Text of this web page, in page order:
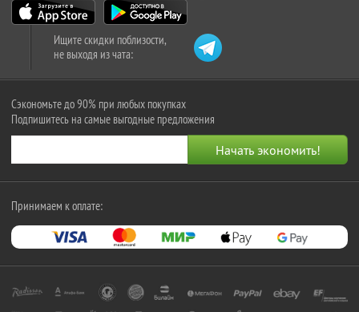
Ищите скидки поблизости,
не выходя из чата:
Сэкономьте до 90% при любых покупках
Подпишитесь на самые выгодные предложения
Принимаем к оплате: